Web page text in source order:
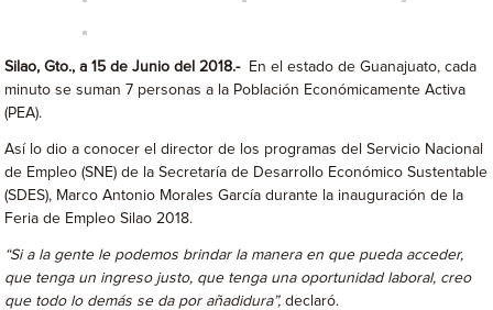
Silao, Gto., a 15 de Junio del 2018.-
En el estado de Guanajuato, cada
minuto se suman 7 personas a la Población Económicamente Activa
(PEA).
Así lo dio a conocer el director de los programas del Servicio Nacional
de Empleo (SNE) de la Secretaría de Desarrollo Económico Sustentable
(SDES), Marco Antonio Morales García durante la inauguración de la
Feria de Empleo Silao 2018.
“Si a la gente le podemos brindar la manera en que pueda acceder,
que tenga un ingreso justo, que tenga una oportunidad laboral, creo
que todo lo demás se da por añadidura”, declaró.